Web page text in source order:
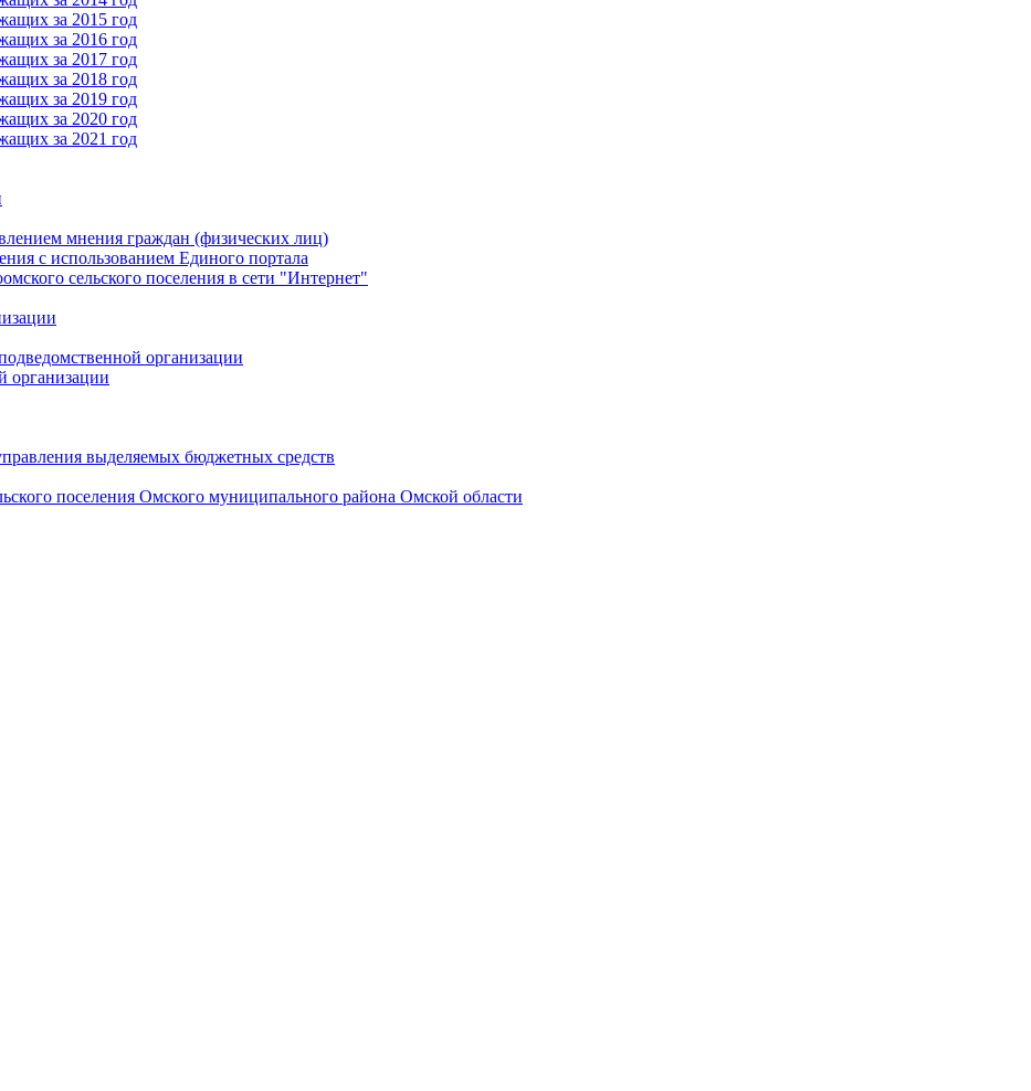
за 2015 год
за 2016 год
за 2017 год
за 2018 год
за 2019 год
за 2020 год
за 2021 год
мнения граждан (физических лиц)
с использованием Единого портала
сельского поселения в сети "Интернет"
организации
организации
выделяемых бюджетных средств
поселения Омского муниципального района Омской области